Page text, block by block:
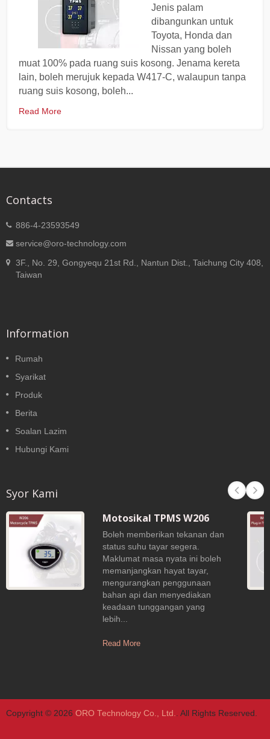
Jenis palam
dibangunkan untuk
Toyota, Honda dan
Nissan yang boleh
muat 100% pada ruang suis kosong. Jenama kereta
lain, boleh merujuk kepada W417-C, walaupun tanpa
ruang suis kosong, boleh...
Read More
Contacts
886-4-23593549
service@oro-technology.com
3F., No. 29, Gongyequ 21st Rd., Nantun Dist., Taichung City 408,
Taiwan
Information
Rumah
Syarikat
Produk
Berita
Soalan Lazim
Hubungi Kami
Syor Kami
Motosikal TPMS W206
Boleh memberikan tekanan dan
status suhu tayar segera.
Maklumat masa nyata ini boleh
memanjangkan hayat tayar,
mengurangkan penggunaan
bahan api dan menyediakan
keadaan tunggangan yang
lebih...
Read More
Copyright © 2026 ORO Technology Co., Ltd.. All Rights Reserved.